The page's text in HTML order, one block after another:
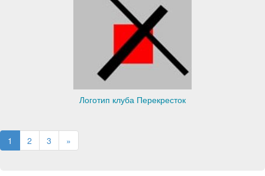
Логотип клуба Перекресток
1 2 3 »